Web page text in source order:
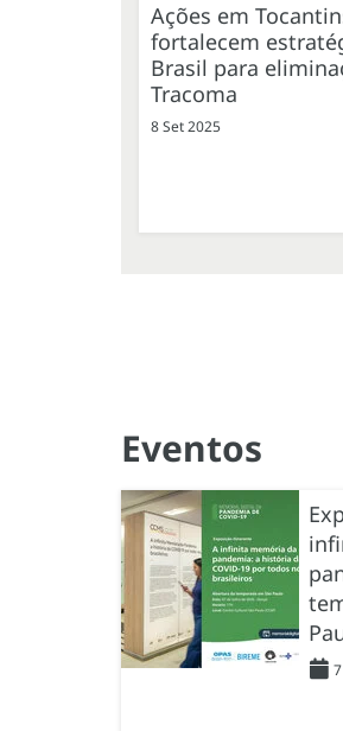
Ações em
fortalecem
Brasil para
Tracoma
8 Set 2025
Eventos